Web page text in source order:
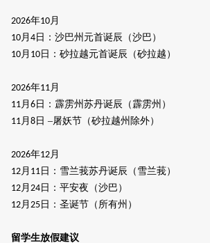
2026年10月
10月 4 日 ： 沙巴州元首诞辰（沙巴）
10月 10 日 ： 砂拉越元首诞辰（砂拉越）
2026年11月
11月 6 日：霹雳州苏丹诞辰（霹雳州）
11月 8 日 –屠妖节（砂拉越州除外）
2026年12月
12月 11 日：雪兰莪苏丹诞辰（雪兰莪）
12月 24 日：平安夜（沙巴）
12月 25 日：圣诞节（所有州）
留学生放假建议